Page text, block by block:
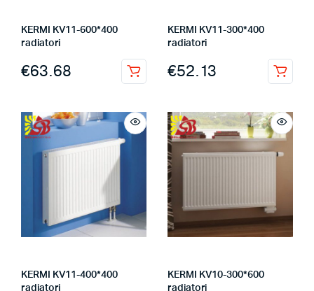
KERMI KV11-600*400
radiatori
€63.68
KERMI KV11-300*400
radiatori
€52.13
KERMI KV11-400*400
radiatori
KERMI KV10-300*600
radiatori